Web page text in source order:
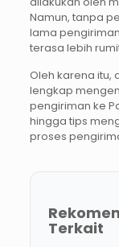
Namun, tanpa
lama
terasa lebih
Oleh karena itu,
lengkap
pengiriman ke
hingga tips
proses
Terkait